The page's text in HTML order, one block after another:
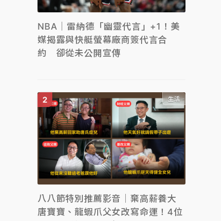
NBA｜雷納德「幽靈代言」+1！美
媒揭露與快艇螢幕廠商簽代言合
約 卻從未公開宣傳
生活
八八節特別推薦影音｜棄高薪養大
唐寶寶、龍蝦爪父女改寫命運！4位